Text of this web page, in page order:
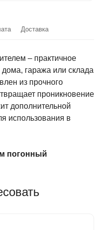
Доставка
– практичное
гаража или склада
из прочного
проникновение
дополнительной
использования в
погонный